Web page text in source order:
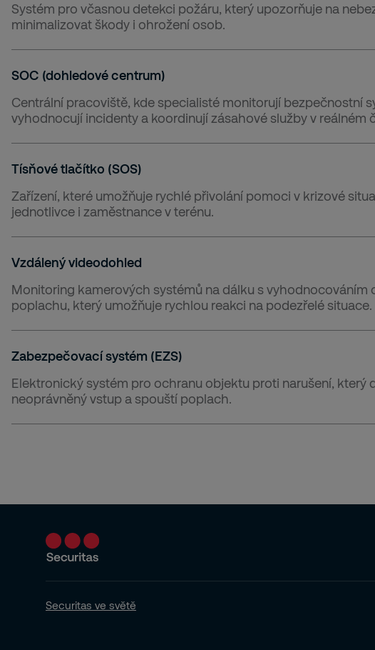
Systém pro včasnou detekci požáru, který upozorňuje na
minimalizovat škody i ohrožení osob.
SOC (dohledové centrum)
Centrální pracoviště, kde specialisté monitorují bezpečnostní
vyhodnocují incidenty a koordinují zásahové služby v reálném
Tísňové tlačítko (SOS)
Zařízení, které umožňuje rychlé přivolání pomoci v krizové
jednotlivce i zaměstnance v terénu.
Vzdálený videodohled
Monitoring kamerových systémů na dálku s vyhodnocováním
poplachu, který umožňuje rychlou reakci na podezřelé situace.
Zabezpečovací systém (EZS)
Elektronický systém pro ochranu objektu proti narušení, který
neoprávněný vstup a spouští poplach.
Securitas ve světě